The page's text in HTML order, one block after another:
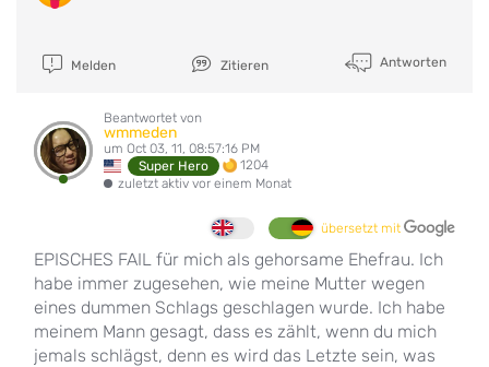
Melden Zitieren Antworten
Beantwortet von
wmmeden
um Oct 03, 11, 08:57:16 PM
Super Hero
1204
zuletzt aktiv vor einem Monat
übersetzt mit
EPISCHES FAIL für mich als gehorsame Ehefrau. Ich
habe immer zugesehen, wie meine Mutter wegen
eines dummen Schlags geschlagen wurde. Ich habe
meinem Mann gesagt, dass es zählt, wenn du mich
jemals schlägst, denn es wird das Letzte sein, was